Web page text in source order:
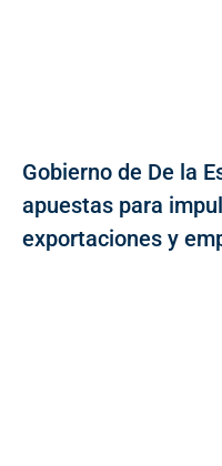
Gobierno de De la
apuestas para
exportaciones y